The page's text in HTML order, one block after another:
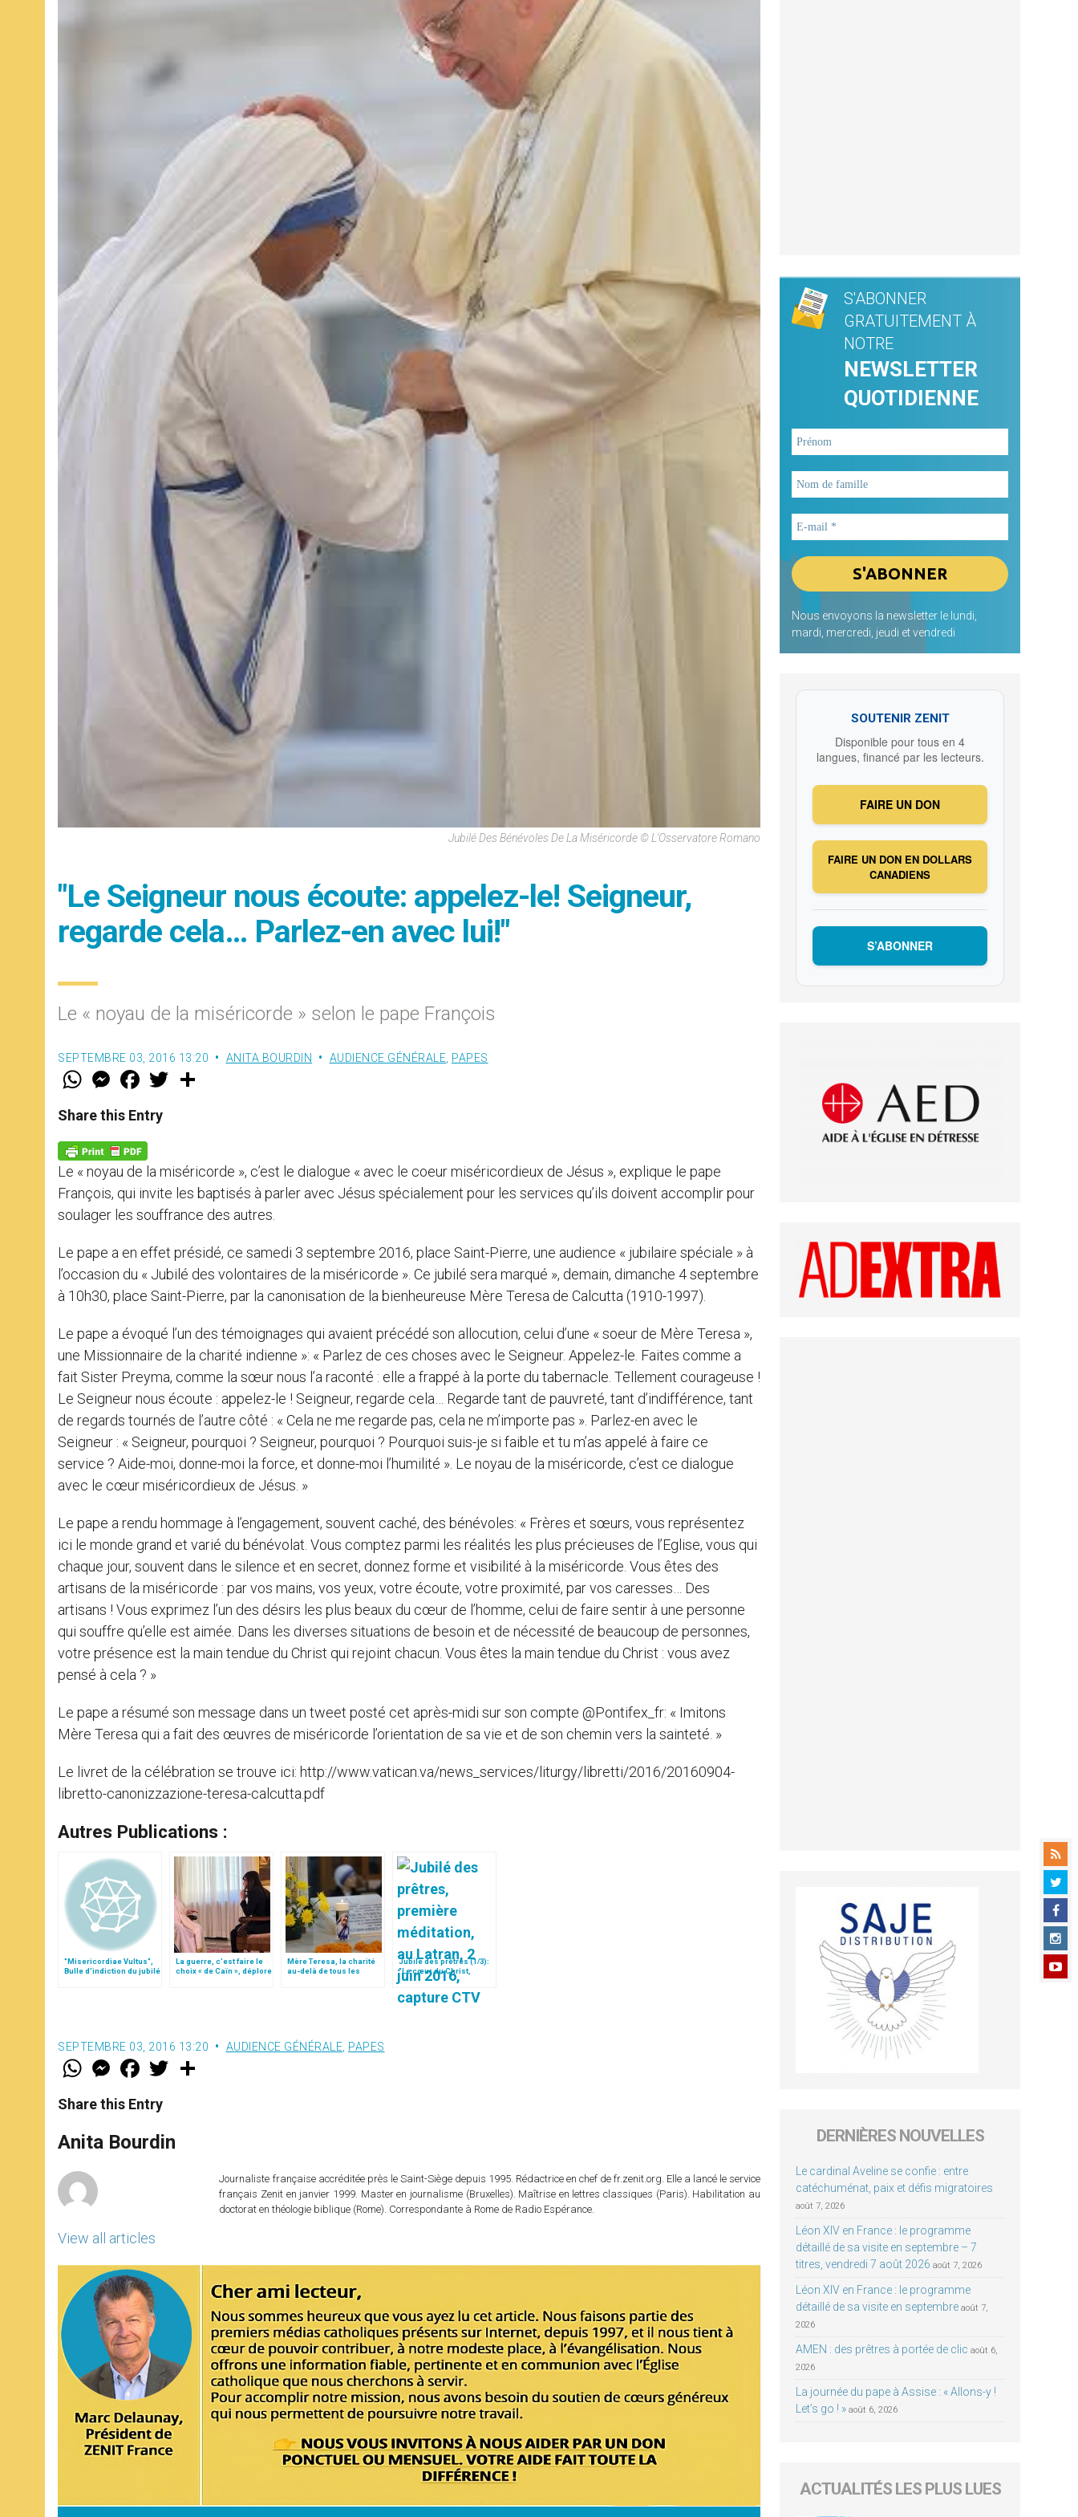
Jubilé Des Bénévoles De La Miséricorde © L'Osservatore Romano
"Le Seigneur nous écoute: appelez-le! Seigneur,
regarde cela… Parlez-en avec lui!"
Le « noyau de la miséricorde » selon le pape François
SEPTEMBRE 03, 2016 13:20 ANITA BOURDIN AUDIENCE GÉNÉRALE PAPES
W
t
s
p
p
M
e
s
e
g
e
r
F
a
e
b
o
k
w
Share this Entry
Le « noyau de la miséricorde », c’est le dialogue « avec le coeur miséricordieux de Jésus », explique le pape
François, qui invite les baptisés à parler avec Jésus spécialement pour les services qu’ils doivent accomplir pour
soulager les souffrance des autres.
Le pape a en effet présidé, ce samedi 3 septembre 2016, place Saint-Pierre, une audience « jubilaire spéciale » à
l’occasion du « Jubilé des volontaires de la miséricorde ». Ce jubilé sera marqué », demain, dimanche 4 septembre
à 10h30, place Saint-Pierre, par la canonisation de la bienheureuse Mère Teresa de Calcutta (1910-1997).
Le pape a évoqué l’un des témoignages qui avaient précédé son allocution, celui d’une « soeur de Mère Teresa »,
une Missionnaire de la charité indienne »: « Parlez de ces choses avec le Seigneur. Appelez-le. Faites comme a
fait Sister Preyma, comme la sœur nous l’a raconté : elle a frappé à la porte du tabernacle. Tellement courageuse !
Le Seigneur nous écoute : appelez-le ! Seigneur, regarde cela… Regarde tant de pauvreté, tant d’indifférence, tant
de regards tournés de l’autre côté : « Cela ne me regarde pas, cela ne m’importe pas ». Parlez-en avec le
Seigneur : « Seigneur, pourquoi ? Seigneur, pourquoi ? Pourquoi suis-je si faible et tu m’as appelé à faire ce
service ? Aide-moi, donne-moi la force, et donne-moi l’humilité ». Le noyau de la miséricorde, c’est ce dialogue
avec le cœur miséricordieux de Jésus. »
Le pape a rendu hommage à l’engagement, souvent caché, des bénévoles: « Frères et sœurs, vous représentez
ici le monde grand et varié du bénévolat. Vous comptez parmi les réalités les plus précieuses de l’Eglise, vous qui
chaque jour, souvent dans le silence et en secret, donnez forme et visibilité à la miséricorde. Vous êtes des
artisans de la miséricorde : par vos mains, vos yeux, votre écoute, votre proximité, par vos caresses… Des
artisans ! Vous exprimez l’un des désirs les plus beaux du cœur de l’homme, celui de faire sentir à une personne
qui souffre qu’elle est aimée. Dans les diverses situations de besoin et de nécessité de beaucoup de personnes,
votre présence est la main tendue du Christ qui rejoint chacun. Vous êtes la main tendue du Christ : vous avez
pensé à cela ? »
Le pape a résumé son message dans un tweet posté cet après-midi sur son compte @Pontifex_fr: « Imitons
Mère Teresa qui a fait des œuvres de miséricorde l’orientation de sa vie et de son chemin vers la sainteté. »
Le livret de la célébration se trouve ici: http://www.vatican.va/news_services/liturgy/libretti/2016/20160904-
libretto-canonizzazione-teresa-calcutta.pdf
Autres Publications :
"Misericordiae Vultus",
Bulle d'indiction du jubilé
La guerre, c’est faire le
choix « de Caïn », déplore
Mère Teresa, la charité
au-delà de tous les
Jubilé des prêtres (1/3):
"Le cœur du Christ,
centre de la
SEPTEMBRE 03, 2016 13:20 AUDIENCE GÉNÉRALE PAPES
W
t
s
p
p
M
e
s
e
g
e
F
a
e
b
o
k
w
r
Share this Entry
Anita Bourdin
View all articles
Journaliste française accréditée près le Saint-Siège depuis 1995. Rédactrice en chef de fr.zenit.org. Elle a lancé le service
français Zenit en janvier 1999. Master en journalisme (Bruxelles). Maîtrise en lettres classiques (Paris). Habilitation au
doctorat en théologie biblique (Rome). Correspondante à Rome de Radio Espérance.
S'ABONNER
GRATUITEMENT À
NOTRE
NEWSLETTER
QUOTIDIENNE
Nous envoyons la newsletter le lundi,
mardi, mercredi, jeudi et vendredi
SOUTENIR ZENIT
Disponible pour tous en 4
langues, financé par les lecteurs.
FAIRE UN DON
FAIRE UN DON EN DOLLARS
CANADIENS
S’ABONNER
DERNIÈRES NOUVELLES
Le cardinal Aveline se confie : entre
catéchuménat, paix et défis migratoires
août 7, 2026
Léon XIV en France : le programme
détaillé de sa visite en septembre – 7
titres, vendredi 7 août 2026 août 7, 2026
Léon XIV en France : le programme
détaillé de sa visite en septembre août 7,
2026
AMEN : des prêtres à portée de clic août 6,
2026
La journée du pape à Assise : « Allons-y !
Let’s go ! » août 6, 2026
ACTUALITÉS LES PLUS LUES